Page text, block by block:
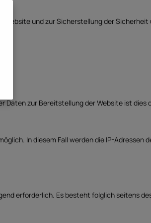
Website und zur Sicherstellung der Sicherheit
Daten zur Bereitstellung der Website ist dies
In diesem Fall werden die IP-Adressen
erforderlich. Es besteht folglich seitens